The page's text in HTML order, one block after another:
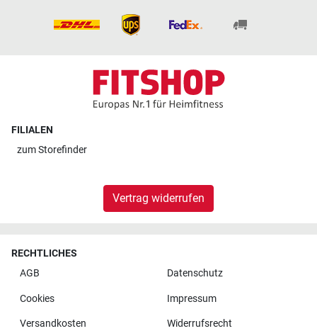
FILIALEN
zumStorefinder
Vertrag widerrufen
RECHTLICHES
AGB
Datenschutz
Cookies Impressum
Versandkosten Widerrufsrecht